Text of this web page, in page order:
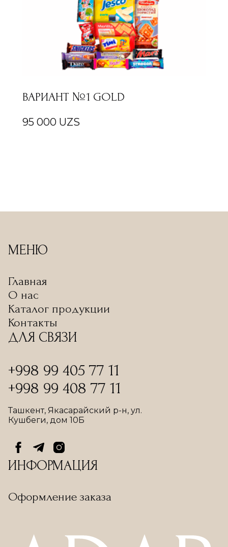
ВАРИАНТ №1 GOLD
95 000 UZS
МЕНЮ
Главная
О нас
Каталог продукции
Контакты
ДЛЯ СВЯЗИ
+998 99 405 77 11
+998 99 408 77 11
Ташкент, Якасарайский р-н, ул.
Кушбеги, дом 10Б
ИНФОРМАЦИЯ
Оформление заказа